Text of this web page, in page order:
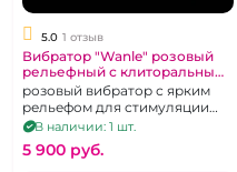
5.0 1 отзыв
Вибратор "Wanle" розовый
рельефный с клиторальным
стимулятором
розовый вибратор с ярким
рельефом для стимуляции
точки джи и клиторальным
стимулятором
В наличии: 1 шт.
5 900 pуб.